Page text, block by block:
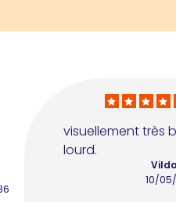
visuellement très
lourd.
10/